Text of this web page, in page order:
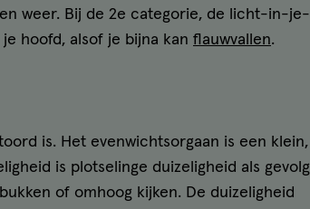
weer. Bij de 2e categorie, de licht-in-je-
hoofd, alsof je bijna kan flauwvallen.
is. Het evenwichtsorgaan is een klein,
is plotselinge duizeligheid als gevolg
of omhoog kijken. De duizeligheid